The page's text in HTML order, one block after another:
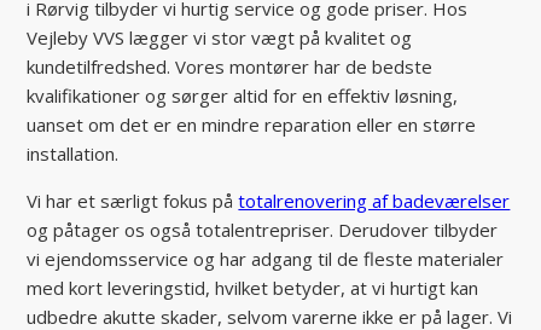
i Rørvig tilbyder vi hurtig service og gode priser. Hos
Vejleby VVS lægger vi stor vægt på kvalitet og
kundetilfredshed. Vores montører har de bedste
kvalifikationer og sørger altid for en effektiv løsning,
uanset om det er en mindre reparation eller en større
installation.
Vi har et særligt fokus påtotalrenovering af badeværelser
og påtager os også totalentrepriser. Derudover tilbyder
vi ejendomsservice og har adgang til de fleste materialer
med kort leveringstid, hvilket betyder, at vi hurtigt kan
udbedre akutte skader, selvom varerne ikke er på lager. Vi